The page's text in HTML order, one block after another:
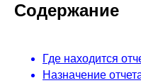
Содержание
Где находится
Назначение